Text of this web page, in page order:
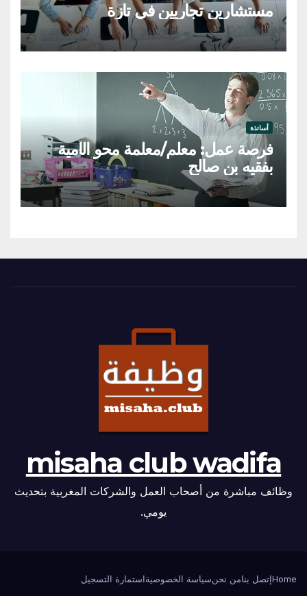
مستشارين تجاريين في تازة
أساتذة
فرصة عمل: معلم/معلمة محو الأمية
بفقيه بن صالح
misaha club wadifa
وظائف مباشرة من أصحاب العمل والشركات المغربية بتحديث
يومي.
Homeإتصل بنامن نحنسياسة الخصوصيةاستمارة التسجيل